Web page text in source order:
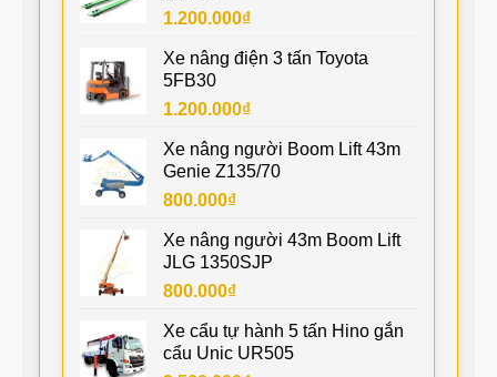
1.200.000₫
Xe nâng điện 3 tấn Toyota
5FB30
1.200.000₫
Xe nâng người Boom Lift 43m
Genie Z135/70
800.000₫
Xe nâng người 43m Boom Lift
JLG 1350SJP
800.000₫
Xe cẩu tự hành 5 tấn Hino gắn
cẩu Unic UR505